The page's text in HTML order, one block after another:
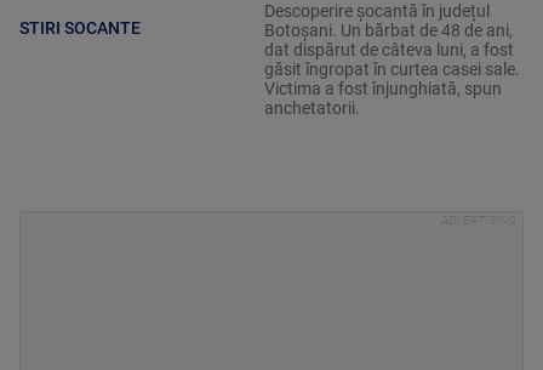
STIRI SOCANTE
Descoperire șocantă în județul
Botoșani. Un bărbat de 48 de ani,
dat dispărut de câteva luni, a fost
găsit îngropat în curtea casei sale.
Victima a fost înjunghiată, spun
anchetatorii.